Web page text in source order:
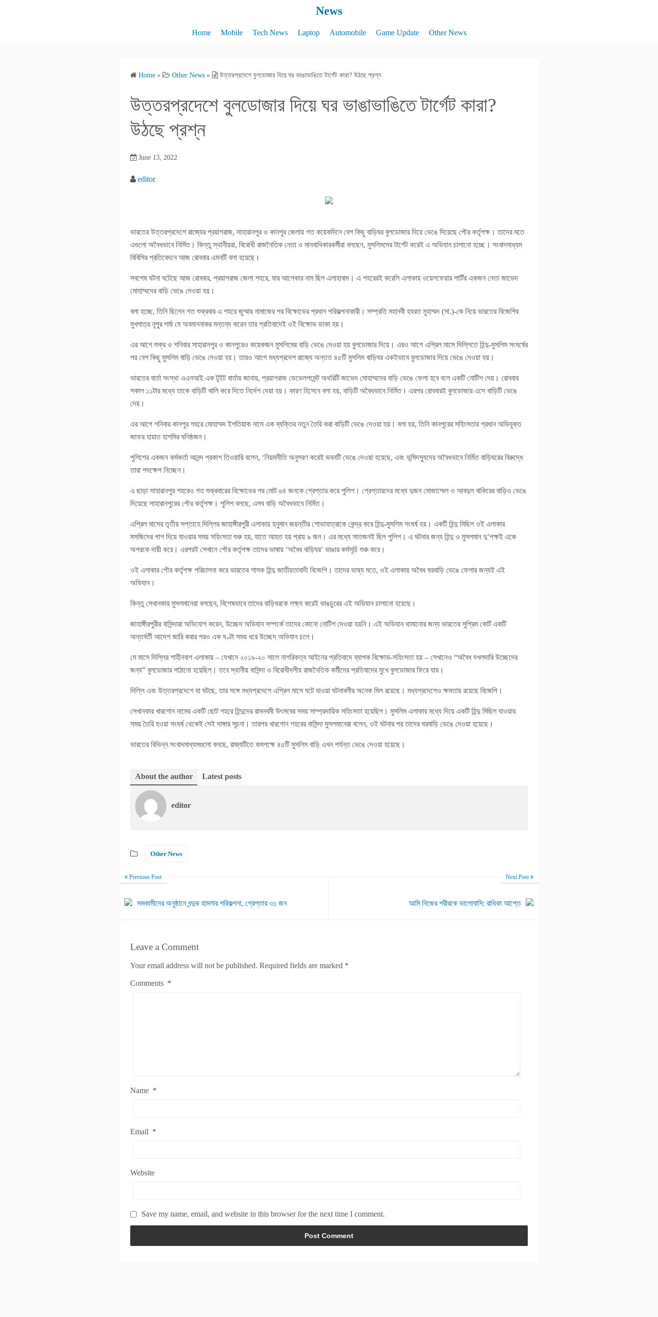
News
Home Mobile Tech News Laptop Automobile Game Update Other News
Home » Other News » উত্তরপ্রদেশে বুলডোজার দিয়ে ঘর ভাঙাভাঙিতে টার্গেট কারা? উঠছে প্রশ্ন
উত্তরপ্রদেশে বুলডোজার দিয়ে ঘর ভাঙাভাঙিতে টার্গেট কারা?
উঠছে প্রশ্ন
June 13, 2022
editor
ভারতের উত্তরপ্রদেশে রাজ্যের প্রয়াগরাজ, সাহারানপুর ও কানপুর জেলায় গত কয়েকদিনে বেশ কিছু বাড়িঘর বুলডোজার দিয়ে ভেঙে দিয়েছে পৌর কর্তৃপক্ষ। তাদের মতে
এগুলো অবৈধভাবে নির্মিত। কিন্তু স্থানীয়রা, বিরোধী রাজনৈতিক নেতা ও মানবাধিকারকর্মীরা বলছেন, মুসলিমদের টার্গেট করেই এ অভিযান চালানো হচ্ছে। সংবাদমাধ্যম
বিবিসির প্রতিবেদনে আজ রোববার এমনটি বলা হয়েছে।
সবশেষ ঘটনা ঘটেছে আজ রোববার, প্রয়াগরাজ জেলা শহরে, যার আগেকার নাম ছিল এলাহাবাদ। এ শহরেরই করেলি এলাকায় ওয়েলফেয়ার পার্টির একজন নেতা জাভেদ
মোহাম্মদের বাড়ি ভেঙে দেওয়া হয়।
বলা হচ্ছে, তিনি ছিলেন গত শুক্রবার এ শহরে জুম্মার নামাজের পর বিক্ষোভের প্রধান পরিকল্পনাকারী। সম্প্রতি মহানবী হযরত মুহাম্মদ (সা.)-কে নিয়ে ভারতের বিজেপির
মুখপাত্র নূপুর শর্মা যে অবমাননাকর মন্তব্য করেন তার প্রতিবাদেই ওই বিক্ষোভ ডাকা হয়।
এর আগে শুক্র ও শনিবার সাহারানপুর ও কানপুরেও কয়েকজন মুসলিমের বাড়ি ভেঙে দেওয়া হয় বুলডোজার দিয়ে। এরও আগে এপ্রিল মাসে দিল্লিতে হিন্দু-মুসলিম সংঘর্ষের
পর বেশ কিছু মুসলিম বাড়ি ভেঙে দেওয়া হয়। তারও আগে মধ্যপ্রদেশ রাজ্যে অন্তত ৪৫টি মুসলিম বাড়িঘর একইভাবে বুলডোজার দিয়ে ভেঙে দেওয়া হয়।
ভারতের বার্তা সংস্থা এএনআই এক টুইট বার্তায় জানায়, প্রয়াগরাজ ডেভেলপমেন্ট অথরিটি জাভেদ মোহাম্মদের বাড়ি ভেঙে ফেলা হবে বলে একটি নোটিশ দেয়। রোববার
সকাল ১১টার মধ্যে তাকে বাড়িটি খালি করে দিতে নির্দেশ দেয়া হয়। কারণ হিসেবে বলা হয়, বাড়িটি অবৈধভাবে নির্মিত। এরপর রোববারই বুলডোজার এসে বাড়িটি ভেঙে
দেয়।
এর আগে শনিবার কানপুর শহরে মোহাম্মদ ইশতিয়াক নামে এক ব্যক্তির নতুন তৈরি করা বাড়িটি ভেঙে দেওয়া হয়। বলা হয়, তিনি কানপুরের সহিংসতার প্রধান অভিযুক্ত
জাফর হায়াত হাশমির ঘনিষ্ঠজন।
পুলিশের একজন কর্মকর্তা আনন্দ প্রকাশ তিওয়ারি বলেন, ‘নিয়মনীতি অনুসরণ করেই ভবনটি ভেঙে দেওয়া হয়েছে, এবং ভূমিদস্যুদের অবৈধভাবে নির্মিত বাড়িঘরের বিরুদ্ধে
তারা পদক্ষেপ নিচ্ছেন।
এ ছাড়া সাহারানপুর শহরেও গত শুক্রবারের বিক্ষোভের পর মোট ৬৪ জনকে গ্রেপ্তার করে পুলিশ। গ্রেপ্তারদের মধ্যে দুজন মোজাম্মেল ও আবদুল বাকিরের বাড়িও ভেঙে
দিয়েছে সাহারানপুরের পৌর কর্তৃপক্ষ। পুলিশ বলছে, এসব বাড়ি অবৈধভাবে নির্মিত।
এপ্রিল মাসের তৃতীয় সপ্তাহে দিল্লির জাহাঙ্গীরপুরী এলাকায় হনুমান জয়ন্তীর শোভাযাত্রাকে কেন্দ্র করে হিন্দু-মুসলিম সংঘর্ষ হয়। একটি হিন্দু মিছিল ওই এলাকার
মসজিদের পাশ দিয়ে যাওয়ার সময় সহিংসতা শুরু হয়, যাতে আহত হয় প্রায় ৯ জন। এর মধ্যে সাতজনই ছিল পুলিশ। এ ঘটনার জন্য হিন্দু ও মুসলমান দু’পক্ষই একে
অপরকে দায়ী করে। এরপরই সেখানে পৌর কর্তৃপক্ষ তাদের ভাষায় ‘অবৈধ বাড়িঘর’ ভাঙার কর্মসূচি শুরু করে।
ওই এলাকার পৌর কর্তৃপক্ষ পরিচালনা করে ভারতের শাসক হিন্দু জাতীয়তাবাদী বিজেপি। তাদের ভাষ্য মতে, ওই এলাকায় অবৈধ ঘরবাড়ি ভেঙে ফেলার জন্যই এই
অভিযান।
কিন্তু সেখানকার মুসলমানেরা বলছেন, বিশেষভাবে তাদের বাড়িঘরকে লক্ষ্য করেই ভাঙচুরের এই অভিযান চালানো হয়েছে।
জাহাঙ্গীরপুরীর বাসিন্দারা অভিযোগ করেন, উচ্ছেদ অভিযান সম্পর্কে তাদের কোনো নোটিশ দেওয়া হয়নি। এই অভিযান থামানোর জন্য ভারতের সুপ্রিম কোর্ট একটি
অন্তর্বর্তী আদেশ জারি করার পরও এক ঘণ্টা সময় ধরে উচ্ছেদ অভিযান চলে।
মে মাসে দিল্লির শাহীনবাগ এলাকায় – যেখানে ২০১৯-২০ সালে নাগরিকত্ব আইনের প্রতিবাদে ব্যাপক বিক্ষোভ-সহিংসতা হয় – সেখানেও “অবৈধ দখলদারি উচ্ছেদের
জন্য” বুলডোজার পাঠানো হয়েছিল। তবে স্থানীয় বাসিন্দা ও বিরোধীদলীয় রাজনৈতিক কর্মীদের প্রতিবাদের মুখে বুলডোজার ফিরে যায়।
দিল্লি এবং উত্তরপ্রদেশে যা ঘটছে, তার সঙ্গে মধ্যপ্রদেশে এপ্রিল মাসে ঘটে যাওয়া ঘটনাবলীর অনেক মিল রয়েছে। মধ্যপ্রদেশেও ক্ষমতায় রয়েছে বিজেপি।
সেখানকার খারগোন নামের একটি ছোট শহরে হিন্দুদের রামনবমী উৎসবের সময় সাম্প্রদায়িক সহিংসতা হয়েছিল। মুসলিম এলাকার মধ্যে দিয়ে একটি হিন্দু মিছিল যাওয়ার
সময় তৈরি হওয়া সংঘর্ষ থেকেই সেই দাঙ্গার সূচনা। তারপর খারগোন শহরের বাসিন্দা মুসলমানেরা বলেন, ওই ঘটনার পর তাদের ঘরবাড়ি ভেঙে দেওয়া হয়েছে।
ভারতের বিভিন্ন সংবাদমাধ্যমগুলো বলছে, রাজ্যটিতে কমপক্ষে ৪৫টি মুসলিম বাড়ি এখন পর্যন্ত ভেঙে দেওয়া হয়েছে।
About the author Latest posts
editor
Other News
Previous Post
সমকামীদের অনুষ্ঠানে বন্দুক হামলার পরিকল্পনা, গ্রেপ্তার ৩১ জন
Next Post
আমি নিজের শরীরকে ভালোবাসি: রাধিকা আপ্তে
Leave a Comment
Your email address will not be published. Required fields are marked *
Comments *
Name *
Email *
Website
Save my name, email, and website in this browser for the next time I comment.